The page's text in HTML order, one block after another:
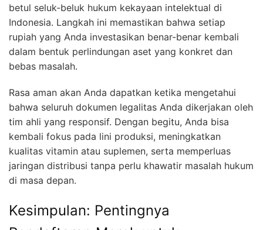
betul seluk-beluk hukum kekayaan intelektual di
Indonesia. Langkah ini memastikan bahwa setiap
rupiah yang Anda investasikan benar-benar kembali
dalam bentuk perlindungan aset yang konkret dan
bebas masalah.
Rasa aman akan Anda dapatkan ketika mengetahui
bahwa seluruh dokumen legalitas Anda dikerjakan oleh
tim ahli yang responsif. Dengan begitu, Anda bisa
kembali fokus pada lini produksi, meningkatkan
kualitas vitamin atau suplemen, serta memperluas
jaringan distribusi tanpa perlu khawatir masalah hukum
di masa depan.
Kesimpulan: Pentingnya